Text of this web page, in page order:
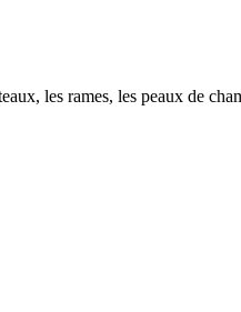
les rames, les peaux